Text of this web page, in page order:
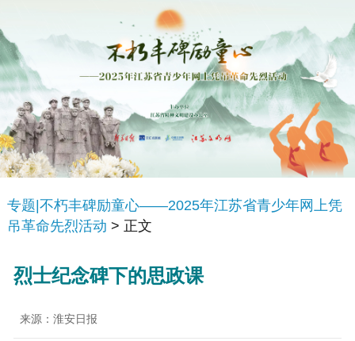
专题|不朽丰碑励童心——2025年江苏省青少年网上凭
吊革命先烈活动 > 正文
烈士纪念碑下的思政课
来源：淮安日报